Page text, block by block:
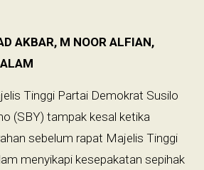
AKBAR, M NOOR ALFIAN,
Tinggi Partai Demokrat Susilo
(SBY) tampak kesal ketika
sebelum rapat Majelis Tinggi
menyikapi kesepakatan sepihak